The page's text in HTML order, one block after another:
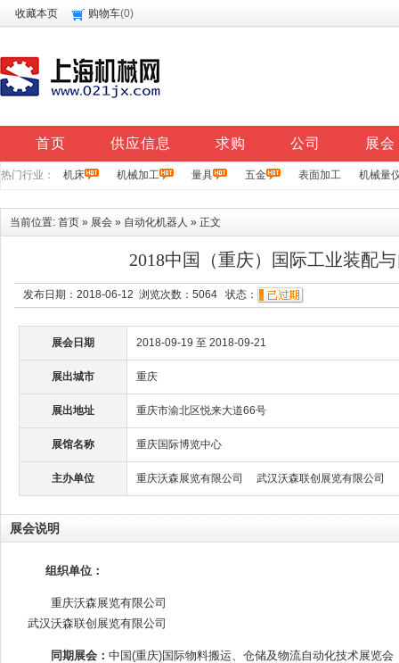
收藏本页 购物车(0)
首页 供应信息 求购 公司 展会
热门行业： 机床 机械加工 量具 五金 表面加工 机械量
当前位置: 首页 » 展会 » 自动化机器人 » 正文
2018中国（重庆）国际工业装配
发布日期：2018-06-12 浏览次数： 5064 状态：
展会日期 2018-09-19 至 2018-09-21
展出城市 重庆
展出地址 重庆市渝北区悦来大道66号
展馆名称 重庆国际博览中心
主办单位 重庆沃森展览有限公司 武汉沃森联创展览有限公司
展会说明
组织单位：
重庆沃森展览有限公司
武汉沃森联创展览有限公司
同期展会： 中国(重庆)国际物料搬运、仓储及物流自动化技术展览会